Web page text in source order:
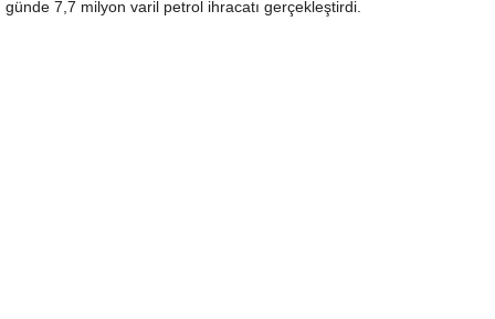
günde 7,7 milyon varil petrol ihracatı gerçekleştirdi.